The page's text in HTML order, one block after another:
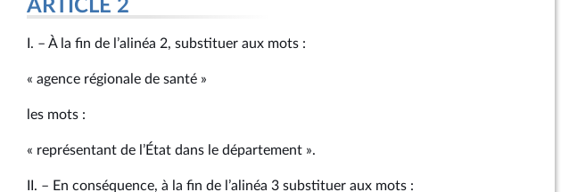
6 février 2026
5 février 2026
5 février 2026
5 février 2026
6 février 2026
ARTICLE 2
I. – À la fin de l’alinéa 2, substituer aux mots :
« agence régionale de santé »
les mots :
« représentant de l’État dans le département ».
II. – En conséquence, à la fin de l’alinéa 3 substituer aux mots :